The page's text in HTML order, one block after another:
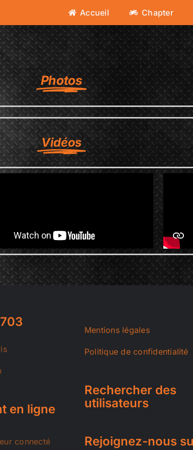
Accueil Chapter
Photos
Vidéos
en ligne
connecté
Mentions légales
Politique de confidentialité
Rechercher des
utilisateurs
Rejoignez-nous